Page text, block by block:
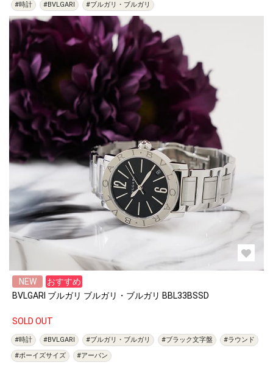
#時計 #BVLGARI #ブルガリ・ブルガリ
NEW
おすすめ
BVLGARI ブルガリ ブルガリ・ブルガリ BBL33BSSD
SOLD OUT
#時計 #BVLGARI #ブルガリ・ブルガリ #ブラック文字盤
#ラウンド
#ボーイズサイズ
#アーバン